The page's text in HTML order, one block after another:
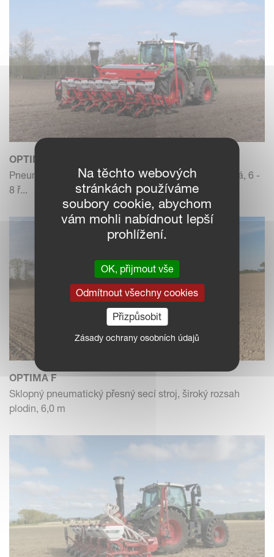
OPTIMA V (SX)
Pneumatický přesný secí stroj, variabilní teleskopická, 6 -
8 ř...
OPTIMA F
Sklopný pneumatický přesný secí stroj, široký rozsah
plodin, 6,0 m
Na těchto webových
stránkách používáme
soubory cookie, abychom
vám mohli nabídnout lepší
prohlížení.
OK, přijmout vše
Odmítnout všechny cookies
Přizpůsobit
Zásady ochrany osobních údajů